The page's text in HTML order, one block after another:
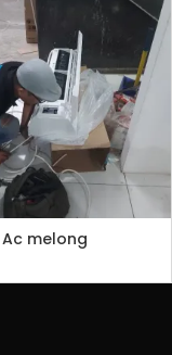
Ac melong